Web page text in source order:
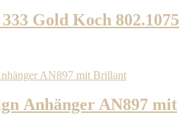
Gold Koch 802.1075
Anhänger AN897 mit